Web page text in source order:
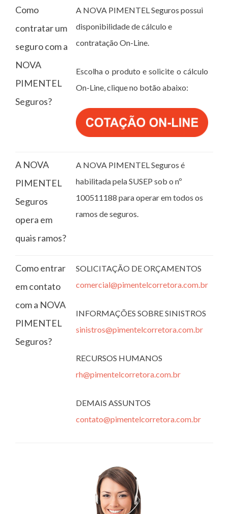
Como
contratar um
seguro com a
NOVA
PIMENTEL
Seguros?
A NOVA PIMENTEL Seguros possui
disponibilidade de cálculo e
contratação On-Line.
Escolha o produto e solicite o cálculo
On-Line, clique no botão abaixo:
A NOVA
PIMENTEL
Seguros
opera em
quais ramos?
A NOVA PIMENTEL Seguros é
habilitada pela SUSEP sob o nº
100511188 para operar em todos os
ramos de seguros.
Como entrar
em contato
com a NOVA
PIMENTEL
Seguros?
SOLICITAÇÃO DE ORÇAMENTOS
comercial@pimentelcorretora.com.br
INFORMAÇÕES SOBRE SINISTROS
sinistros@pimentelcorretora.com.br
RECURSOS HUMANOS
rh@pimentelcorretora.com.br
DEMAIS ASSUNTOS
contato@pimentelcorretora.com.br